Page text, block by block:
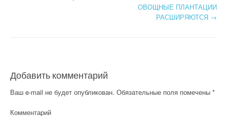
Post navigation
ОВОЩНЫЕ ПЛАНТАЦИИ
РАСШИРЯЮТСЯ →
Добавить комментарий
Ваш e-mail не будет опубликован. Обязательные поля помечены *
Комментарий